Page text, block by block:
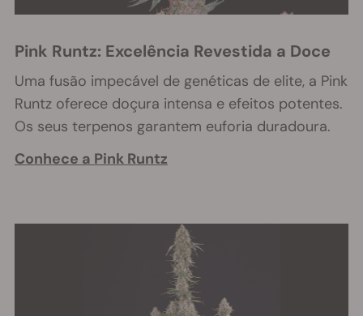
Pink Runtz: Excelência Revestida a Doce
Uma fusão impecável de genéticas de elite, a Pink
Runtz oferece doçura intensa e efeitos potentes.
Os seus terpenos garantem euforia duradoura.
Conhece a Pink Runtz